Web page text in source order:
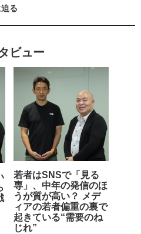
る
ビュー
若者はSNSで「見る
専」、中年の発信のほ
うが質が高い？ メデ
ィアの若者偏重の裏で
起きている“需要のね
じれ”